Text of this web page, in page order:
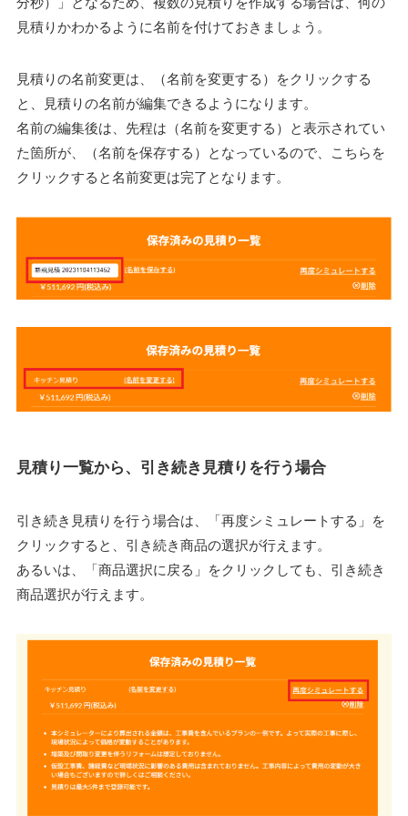
見積りかわかるように名前を付けておきましょう。
見積りの名前変更は、（名前を変更する）をクリックする
と、見積りの名前が編集できるようになります。
名前の編集後は、先程は（名前を変更する）と表示されてい
た箇所が、（名前を保存する）となっているので、こちらを
クリックすると名前変更は完了となります。
見積り一覧から、引き続き見積りを行う場合
引き続き見積りを行う場合は、「再度シミュレートする」を
クリックすると、引き続き商品の選択が行えます。
あるいは、「商品選択に戻る」をクリックしても、引き続き
商品選択が行えます。